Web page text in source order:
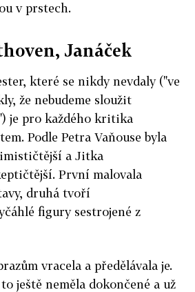
v prstech.
Janáček
které se nikdy nevdaly ("ve
že nebudeme sloužit
je pro každého kritika
Podle Petra Vaňouse byla
a Jitka
První malovala
druhá tvoří
figury sestrojené z
vracela a předělávala je.
ještě neměla dokončené a už